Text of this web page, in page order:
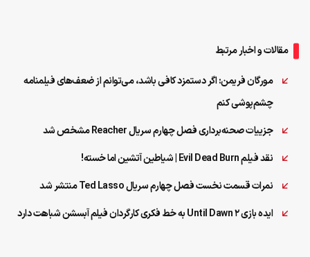
مقالات و اخبار مرتبط
مورگان فریمن: اگر دستمزد کافی باشد، می‌توانم از ضعف‌های فیلمنامه
چشم‌پوشی کنم
جزییات صحنه‌برداری فصل چهارم سریال Reacher مشخص شد
نقد فیلم Evil Dead Burn | شیاطین آتشین اما خسته!
نمرات قسمت نخست فصل چهارم سریال Ted Lasso منتشر شد
ایده بازی Until Dawn 2 به خط فکری کارگردان فیلم آبسشن شباهت دارد